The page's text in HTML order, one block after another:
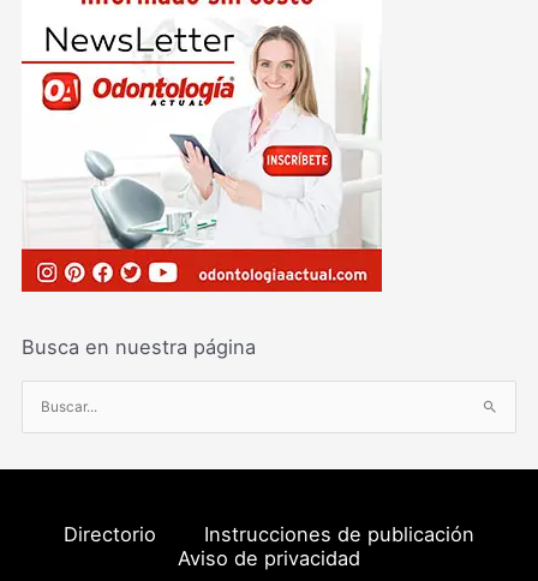
Busca en nuestra página
u
s
Directorio
Instrucciones de publicación
Aviso de privacidad